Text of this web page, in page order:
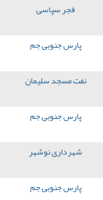
پارس جنوبی جم
نیروی زمینی تهران
پارس جنوبی جم
مس شهربابک
پارس جنوبی جم
داماش گیلان